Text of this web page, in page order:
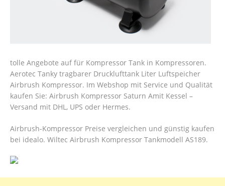
tolle Angebote auf für Kompressor Tank in Kompressoren.
Aerotec Tanky tragbarer Drucklufttank Liter Luftspeicher
Airbrush Kompressor. Im Webshop mit Service und Qualität
kaufen Sie: Airbrush Kompressor Saturn Amit Kessel –
Versand mit DHL, UPS oder Hermes.
Airbrush-Kompressor Preise vergleichen und günstig kaufen
bei idealo. Wiltec Airbrush Kompressor Tankmodell AS189.